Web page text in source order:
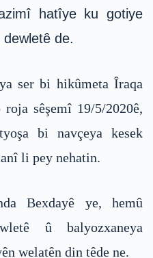
hatîye ku gotiye
de.
ser bi hikûmeta Îraqa
sêşemî 19/5/2020ê,
bi navçeya kesek
li pey nehatin.
Bexdayê ye, hemû
û balyozxaneya
welatên din têde ne.